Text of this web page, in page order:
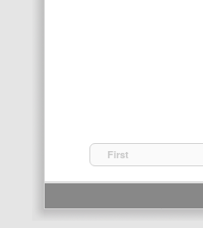
First